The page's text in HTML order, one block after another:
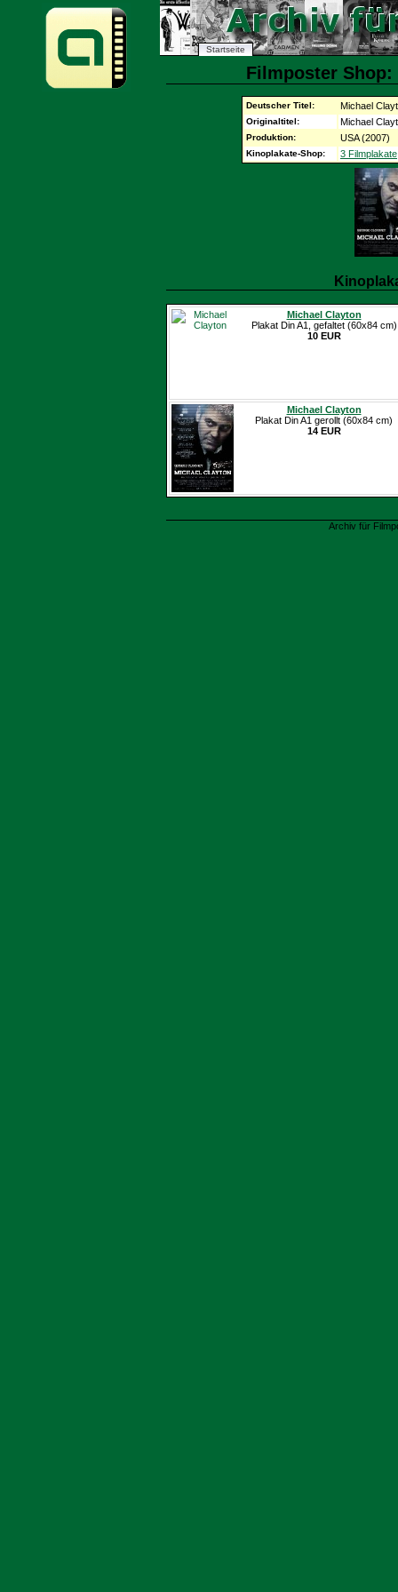
Startseite
Filmposter Shop:
Deutscher Titel: Michael
Originaltitel: Michael
Produktion: USA (2007)
Kinoplakate-Shop: 3 Filmplakate
Michael Clayton
Plakat Din A1, gefaltet (60x84 cm)
10 EUR
Michael Clayton
Plakat Din A1 gerollt (60x84 cm)
14 EUR
Archiv für